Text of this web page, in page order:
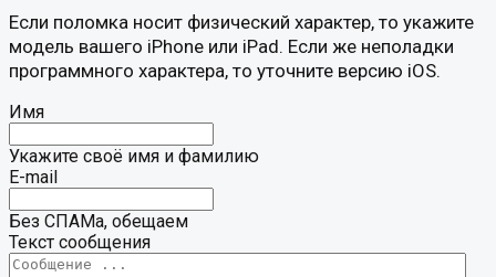
Если поломка носит физический характер, то укажите
модель вашего iPhone или iPad. Если же неполадки
программного характера, то уточните версию iOS.
Имя
Укажите своё имя и фамилию
E-mail
Без СПАМа, обещаем
Текст сообщения